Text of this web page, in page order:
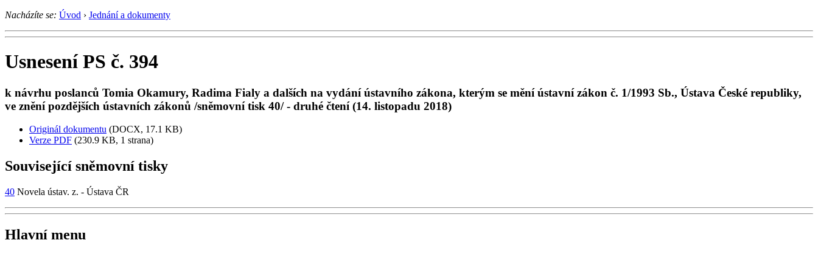
Nacházíte se: Úvod › Jednání a dokumenty
Usnesení PS č. 394
k návrhu poslanců Tomia Okamury, Radima Fialy a dalších na vydání ústavního zákona, kterým se mění ústavní zákon č. 1/1993 Sb., Ústava České republiky,
ve znění pozdějších ústavních zákonů /sněmovní tisk 40/ - druhé čtení (14. listopadu 2018)
Originál dokumentu (DOCX, 17.1 KB)
Verze PDF (230.9 KB, 1 strana)
Související sněmovní tisky
40 Novela ústav. z. - Ústava ČR
Hlavní menu